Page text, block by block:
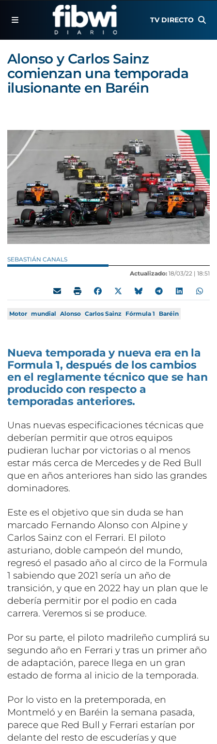
TV DIRECTO
Alonso y Carlos Sainz
comienzan una temporada
ilusionante en Baréin
SEBASTIÁN CANALS
Actualizado: 18/03/22 | 18:51
Motor mundial Alonso Carlos Sainz Fórmula 1 Baréin
Nueva temporada y nueva era en la
Formula 1, después de los cambios
en el reglamente técnico que se han
producido con respecto a
temporadas anteriores.
Unas nuevas especificaciones técnicas que
deberían permitir que otros equipos
pudieran luchar por victorias o al menos
estar más cerca de Mercedes y de Red Bull
que en años anteriores han sido las grandes
dominadores.
Este es el objetivo que sin duda se han
marcado Fernando Alonso con Alpine y
Carlos Sainz con el Ferrari. El piloto
asturiano, doble campeón del mundo,
regresó el pasado año al circo de la Formula
1 sabiendo que 2021 sería un año de
transición, y que en 2022 hay un plan que le
debería permitir por el podio en cada
carrera. Veremos si se produce.
Por su parte, el piloto madrileño cumplirá su
segundo año en Ferrari y tras un primer año
de adaptación, parece llega en un gran
estado de forma al inicio de la temporada.
Por lo visto en la pretemporada, en
Montmeló y en Baréin la semana pasada,
parece que Red Bull y Ferrari estarían por
delante del resto de escuderías y que